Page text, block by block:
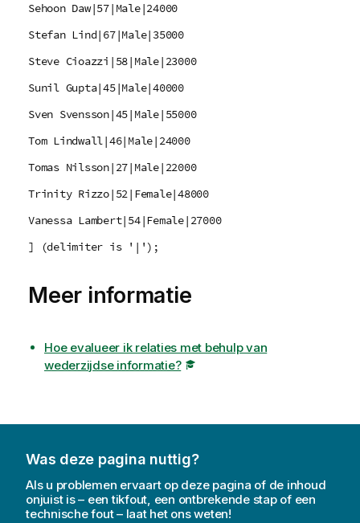
Sehoon Daw|57|Male|24000
Stefan Lind|67|Male|35000
Steve Cioazzi|58|Male|23000
Sunil Gupta|45|Male|40000
Sven Svensson|45|Male|55000
Tom Lindwall|46|Male|24000
Tomas Nilsson|27|Male|22000
Trinity Rizzo|52|Female|48000
Vanessa Lambert|54|Female|27000
] (delimiter is '|');
Meer informatie
Hoe evalueer ik relaties met behulp van
wederzijdse informatie?
Was deze pagina nuttig?
Als u problemen ervaart op deze pagina of de inhoud
onjuist is – een tikfout, een ontbrekende stap of een
technische fout – laat het ons weten!